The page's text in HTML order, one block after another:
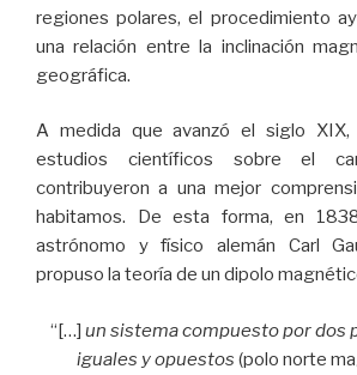
regiones polares, el procedimiento
una relación entre la inclinación
geográfica.
A medida que avanzó el siglo
estudios científicos sobre el
contribuyeron a una mejor
habitamos. De esta forma, en
astrónomo y físico alemán Carl
propuso la teoría de un dipolo
“[…] un sistema compuesto por dos
iguales y opuestos (polo norte